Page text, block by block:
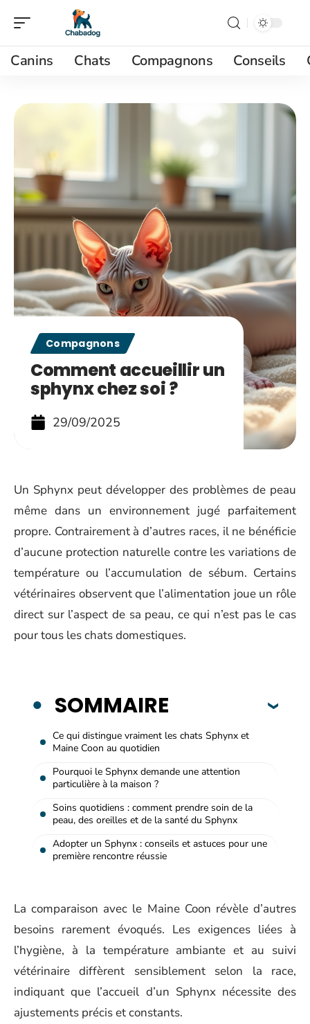
Canins Chats Compagnons Conseils
Compagnons
Comment accueillir un
sphynx chez soi ?
29/09/2025
Un Sphynx peut développer des problèmes de peau
même dans un environnement jugé parfaitement
propre. Contrairement à d’autres races, il ne bénéficie
d’aucune protection naturelle contre les variations de
température ou l’accumulation de sébum. Certains
vétérinaires observent que l’alimentation joue un rôle
direct sur l’aspect de sa peau, ce qui n’est pas le cas
pour tous les chats domestiques.
SOMMAIRE
Ce qui distingue vraiment les chats Sphynx et
Maine Coon au quotidien
Pourquoi le Sphynx demande une attention
particulière à la maison ?
Soins quotidiens : comment prendre soin de la
peau, des oreilles et de la santé du Sphynx
Adopter un Sphynx : conseils et astuces pour une
première rencontre réussie
La comparaison avec le Maine Coon révèle d’autres
besoins rarement évoqués. Les exigences liées à
l’hygiène, à la température ambiante et au suivi
vétérinaire diffèrent sensiblement selon la race,
indiquant que l’accueil d’un Sphynx nécessite des
ajustements précis et constants.